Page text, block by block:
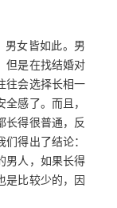
男女皆如此。男
但是在找结婚对
往会选择长相一
感了。而且，
长得很普通，反
得出了结论：
男人，如果长得
是比较少的，因